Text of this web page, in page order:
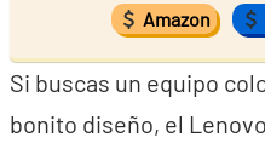
Amazon
Si buscas un equipo
bonito diseño, el